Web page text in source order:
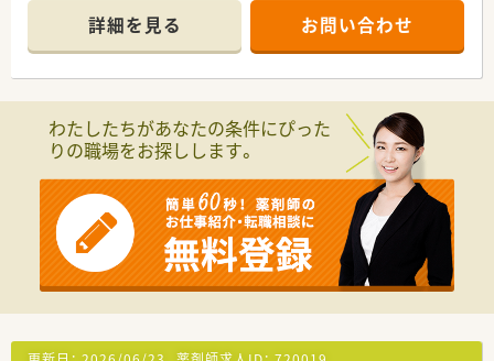
詳細を見る お問い合わせ
わたしたちがあなたの条件にぴった
りの職場をお探しします。